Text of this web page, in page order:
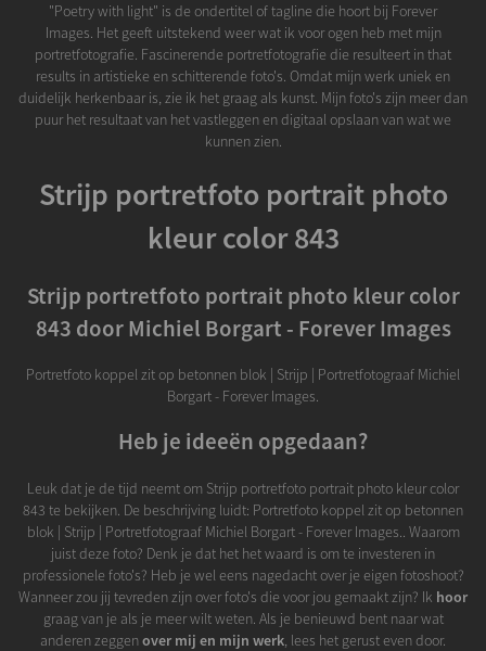
"Poetry with light" is de ondertitel of tagline die hoort bij Forever
Images. Het geeft uitstekend weer wat ik voor ogen heb met mijn
portretfotografie. Fascinerende portretfotografie die resulteert in that
results in artistieke en schitterende foto's. Omdat mijn werk uniek en
duidelijk herkenbaar is, zie ik het graag als kunst. Mijn foto's zijn meer dan
puur het resultaat van het vastleggen en digitaal opslaan van wat we
kunnen zien.
Strijp portretfoto portrait photo
kleur color 843
Strijp portretfoto portrait photo kleur color
843 door Michiel Borgart - Forever Images
Portretfoto koppel zit op betonnen blok | Strijp | Portretfotograaf Michiel
Borgart - Forever Images.
Heb je ideeën opgedaan?
Leuk dat je de tijd neemt om Strijp portretfoto portrait photo kleur color
843 te bekijken. De beschrijving luidt: Portretfoto koppel zit op betonnen
blok | Strijp | Portretfotograaf Michiel Borgart - Forever Images.. Waarom
juist deze foto? Denk je dat het het waard is om te investeren in
professionele foto's? Heb je wel eens nagedacht over je eigen fotoshoot?
Wanneer zou jij tevreden zijn over foto's die voor jou gemaakt zijn? Ik hoor
graag van je als je meer wilt weten. Als je benieuwd bent naar wat
anderen zeggenover mij en mijn werk, lees het gerust even door.